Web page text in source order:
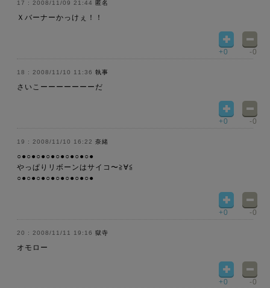
2008/11/09 21:44 匿名
Ｘバーナーかっけぇ！！
+0 -0
2008/11/10 11:36 執事
さいこーーーーーーーだ
+0 -0
2008/11/10 16:22 奈緒
○●○●○●○●○●○●○●○●
やっぱりリボーンはサイコ〜≧∀≦
○●○●○●○●○●○●○●○●
+0 -0
2008/11/11 19:16 獄寺
オモロー
+0 -0